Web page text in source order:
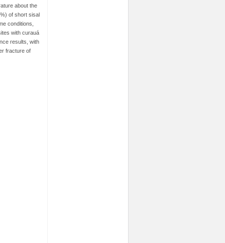
about the
of short sisal
conditions,
with curauá
results, with
fracture of